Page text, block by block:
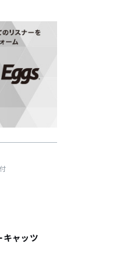
付
キャッツ